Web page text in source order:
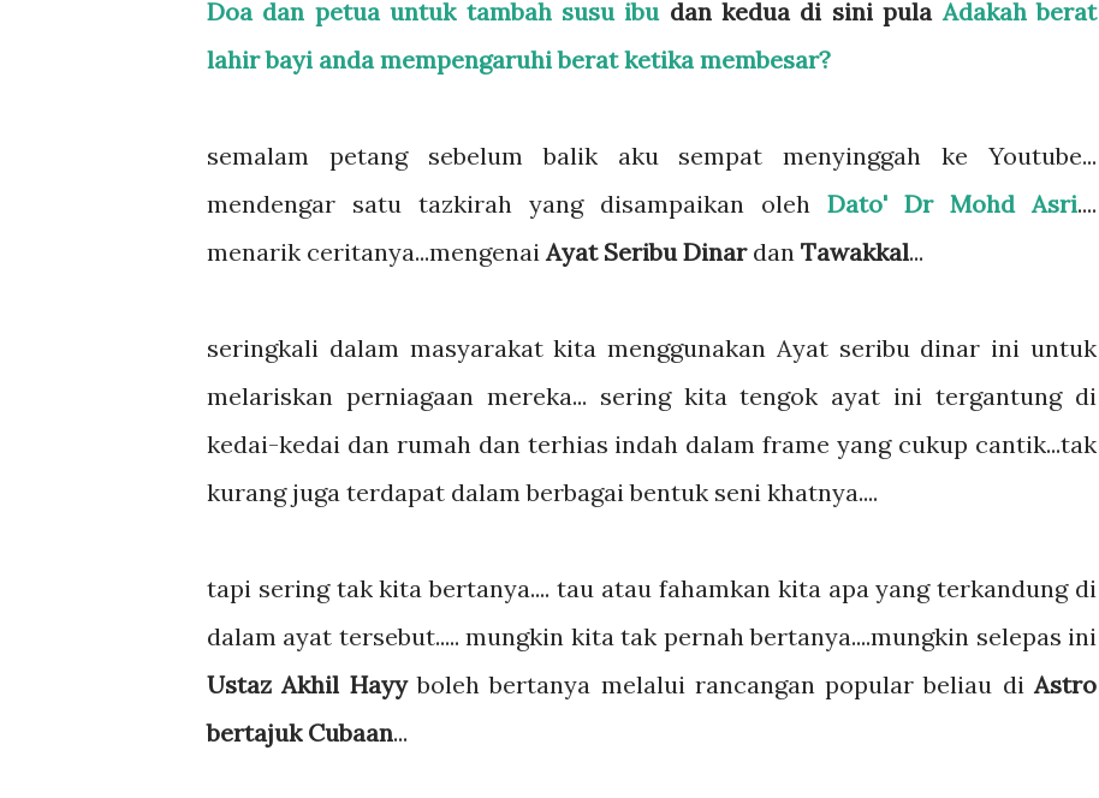
Doa dan petua untuk tambah susu ibu dan kedua di sini pulaAdakah berat
lahir bayi anda mempengaruhi berat ketika membesar?
semalam petang sebelum balik aku sempat menyinggah ke Youtube...
mendengar satu tazkirah yang disampaikan oleh Dato' Dr Mohd Asri....
menarik ceritanya...mengenaiAyat Seribu Dinar dan Tawakkal...
seringkali dalam masyarakat kita menggunakan Ayat seribu dinar ini untuk
melariskan perniagaan mereka... sering kita tengok ayat ini tergantung di
kedai-kedai dan rumah dan terhias indah dalam frame yang cukup cantik...tak
kurang juga terdapat dalam berbagai bentuk seni khatnya....
tapi sering tak kita bertanya.... tau atau fahamkan kita apa yang terkandung di
dalam ayat tersebut..... mungkin kita tak pernah bertanya....mungkin selepas ini
Ustaz Akhil Hayyboleh bertanya melalui rancangan popular beliau diAstro
bertajuk Cubaan...